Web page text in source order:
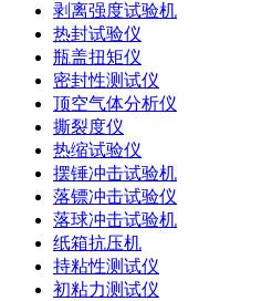
剥离强度试验机
热封试验仪
瓶盖扭矩仪
密封性测试仪
顶空气体分析仪
撕裂度仪
热缩试验仪
摆锤冲击试验机
落镖冲击试验仪
落球冲击试验机
纸箱抗压机
持粘性测试仪
初粘力测试仪